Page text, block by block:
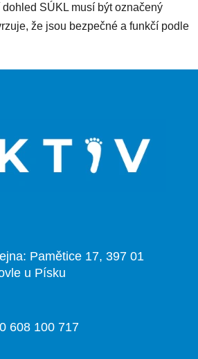
SÚKL musí být označený
že jsou bezpečné a funkčí podle
Pamětice 17, 397 01
u Písku
608 100 717